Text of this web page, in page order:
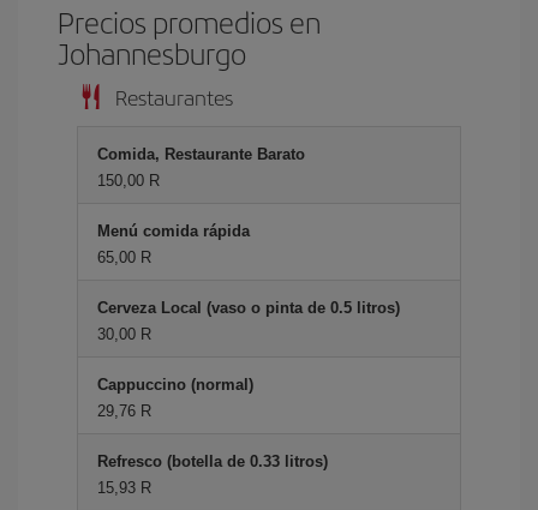
Precios promedios en
Johannesburgo
Restaurantes
Comida, Restaurante Barato
150,00 R
Menú comida rápida
65,00 R
Cerveza Local (vaso o pinta de 0.5 litros)
30,00 R
Cappuccino (normal)
29,76 R
Refresco (botella de 0.33 litros)
15,93 R